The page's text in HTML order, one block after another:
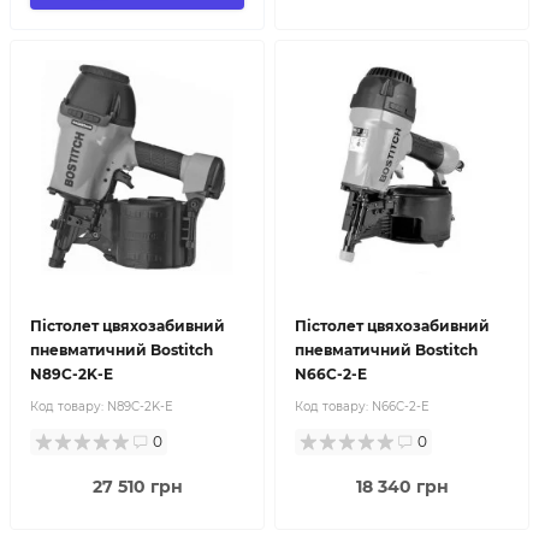
Пістолет цвяхозабивний
пневматичний Bostitch
N89C-2K-E
Код товару: N89C-2K-E
0
27 510 грн
Пістолет цвяхозабивний
пневматичний Bostitch
N66C-2-E
Код товару: N66C-2-E
0
18 340 грн